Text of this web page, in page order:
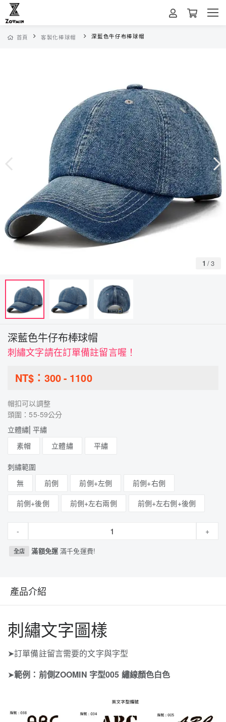
首頁 客製化棒球帽 深藍色牛仔布棒球帽
1 /3
深藍色牛仔布棒球帽
刺繡文字請在訂單備註留言喔！
NT$： 300- 1100
帽扣可以調整
頭圍：55-59公分
立體繡⎜平繡
素帽
立體繡 平繡
刺繡範圍
無
前側 前側+左側
前側+右側
前側+後側
前側+左右兩側 前側+左右側+後側
- +
全店 滿額免運滿千免運費!
產品介紹
刺繡文字圖樣
➤訂單備註留言需要的文字與字型
➤範例：前側ZOOMIN 字型005 繡線顏色白色